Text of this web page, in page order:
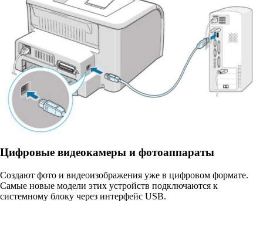
Цифровые видеокамеры и фотоаппараты
Создают фото и видеоизображения уже в цифровом формате.
Самые новые модели этих устройств подключаются к
системному блоку через интерфейс USB.